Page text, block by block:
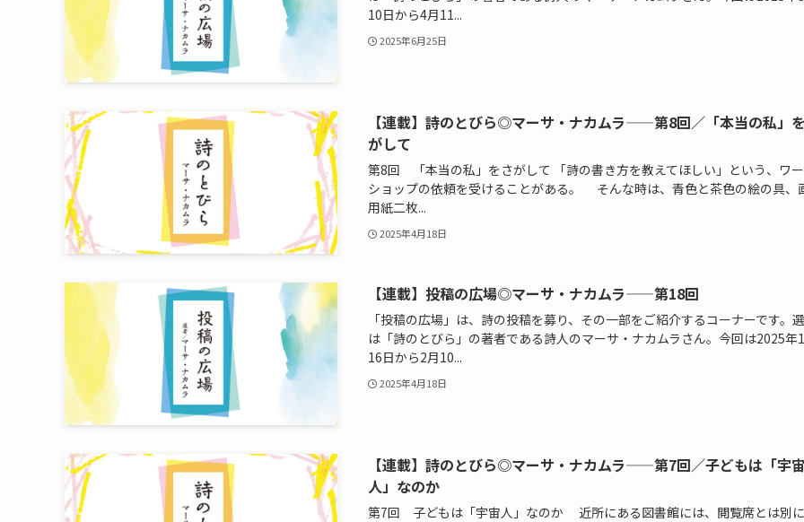
10日から4月11...
2025年6月25日
【連載】詩のとびら◎マーサ・ナカムラ——第8回／「本当の私」
がして
第8回 「本当の私」をさがして 「詩の書き方を教えてほしい」という、ワ
ショップの依頼を受けることがある。 そんな時は、青色と茶色の絵の具、
用紙二枚...
2025年4月18日
【連載】投稿の広場◎マーサ・ナカムラ——第18回
「投稿の広場」は、詩の投稿を募り、その一部をご紹介するコーナーです。
は「詩のとびら」の著者である詩人のマーサ・ナカムラさん。今回は2025年
16日から2月10...
2025年4月18日
【連載】詩のとびら◎マーサ・ナカムラ——第7回／子どもは「宇宙
人」なのか
第7回 子どもは「宇宙人」なのか 近所にある図書館には、閲覧席とは別に